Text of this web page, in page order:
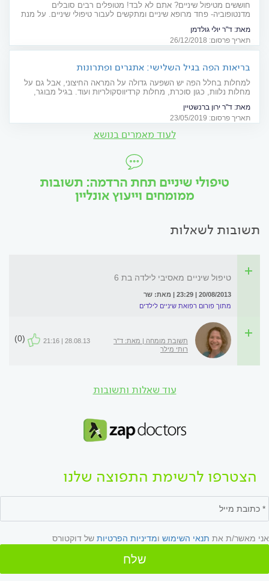
חוששים מטיפול שיניים? אתם לא לבד! מטופלים רבים סובלים
מדנטופוביה- פחד מרופא שיניים ומתקשים לעבור טיפולי שיניים. על מנת
הרופא שינים המטפל בחששותיכם - ולגבש בעזרתו ובעזרת רופא מרדים
את שיטת ההרדמה המתאימה עבורכם
מאת: ד"ר יולי גולדמן
תאריך פרסום: 26/12/2018
בריאות הפה בגיל השלישי: אתגרים ופתרונות
למחלות בחלל הפה יש השפעה גדולה על המראה החיצוני, אבל גם על
מחלות נלוות, כגון סוכרת, מחלות קרדיווסקולריות ועוד. בגיל מבוגר,
יתרה על מעקב וטיפולי מניעה. אילו תופעות נפוצות יותר בגיל השלישי
ומה אפשר לעשות?
מאת: ד"ר ירון ברנשטיין
תאריך פרסום: 23/05/2019
לעוד מאמרים בנושא
טיפולי שיניים תחת הרדמה: תשובות
ממומחים וייעוץ אונליין
תשובות לשאלות
טיפול שיניים מאסיבי לילדה בת 6
20/08/2013 | 23:29 | מאת: שר
מתוך פורום רפואת שיניים לילדים
תשובת מומחה | מאת: ד"ר
רותי מילר
28.08.13 | 21:16
(0)
עוד שאלות ותשובות
הצטרפו לרשימת התפוצה שלנו
אני מאשר/ת את תנאי השימוש ומדיניות הפרטיות של דוקטורס
שלח